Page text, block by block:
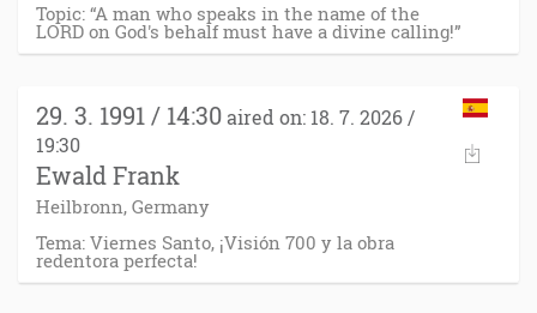
Topic: “A man who speaks in the name of the
LORD on God's behalf must have a divine calling!”
29. 3. 1991 / 14:30 aired on: 18. 7. 2026 /
19:30
Ewald Frank
Heilbronn, Germany
Tema: Viernes Santo, ¡Visión 700 y la obra
redentora perfecta!